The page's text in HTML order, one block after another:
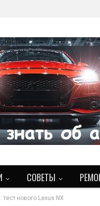
СОВЕТЫ
нового Lexus NX